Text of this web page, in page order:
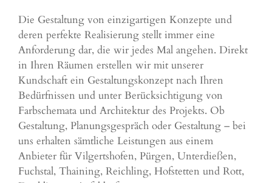
Die Gestaltung von einzigartigen Konzepte und
deren perfekte Realisierung stellt immer eine
Anforderung dar, die wir jedes Mal angehen. Direkt
in Ihren Räumen erstellen wir mit unserer
Kundschaft ein Gestaltungskonzept nach Ihren
Bedürfnissen und unter Berücksichtigung von
Farbschemata und Architektur des Projekts. Ob
Gestaltung, Planungsgespräch oder Gestaltung – bei
uns erhalten sämtliche Leistungen aus einem
Anbieter für Vilgertshofen, Pürgen, Unterdießen,
Fuchstal, Thaining, Reichling, Hofstetten und Rott,